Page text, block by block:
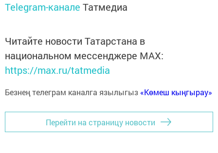
Telegram-канале Татмедиа
Читайте новости Татарстана в
национальном мессенджере MАХ:
https://max.ru/tatmedia
Безнең телеграм каналга язылыгыз «Көмеш кыңгырау»
Перейти на страницу новости